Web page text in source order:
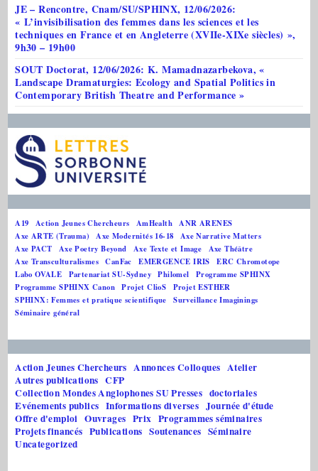
JE – Rencontre, Cnam/SU/SPHINX, 12/06/2026:
« L’invisibilisation des femmes dans les sciences et les
techniques en France et en Angleterre (XVIIe-XIXe siècles) »,
9h30 – 19h00
SOUT Doctorat, 12/06/2026: K. Mamadnazarbekova, «
Landscape Dramaturgies: Ecology and Spatial Politics in
Contemporary British Theatre and Performance »
A19 Action Jeunes Chercheurs AmHealth ANR ARENES
Axe ARTE (Trauma)
Axe Modernités 16-18
Axe Narrative Matters
Axe PACT
Axe Poetry Beyond Axe Texte et Image
Axe Théâtre
Axe Transculturalismes CanFac EMERGENCE IRIS
ERC Chromotope
Labo OVALE
Partenariat SU-Sydney Philomel
Programme SPHINX
Programme SPHINX Canon Projet ClioS
Projet ESTHER
SPHINX: Femmes et pratique scientifique
Surveillance Imaginings
Séminaire général
Action Jeunes Chercheurs Annonces Colloques Atelier
Autres publications CFP
Collection Mondes Anglophones SU Presses doctoriales
Evénements publics Informations diverses Journée d'étude
Offre d'emploi Ouvrages Prix Programmes séminaires
Projets financés Publications Soutenances Séminaire
Uncategorized